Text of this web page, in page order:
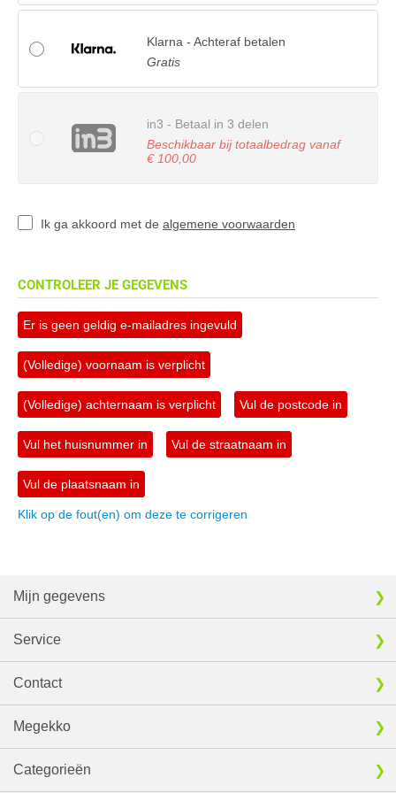
Klarna - Achteraf betalen
Gratis
in3 - Betaal in 3 delen
Beschikbaar bij totaalbedrag vanaf
€ 100,00
Ik ga akkoord met de algemene voorwaarden
CONTROLEER JE GEGEVENS
Er is geen geldig e-mailadres ingevuld
(Volledige) voornaam is verplicht
(Volledige) achternaam is verplicht Vul de postcode in
Vul het huisnummer in Vul de straatnaam in
Vul de plaatsnaam in
Klik op de fout(en) om deze te corrigeren
Mijn gegevens
Service
Contact
Megekko
Categorieën